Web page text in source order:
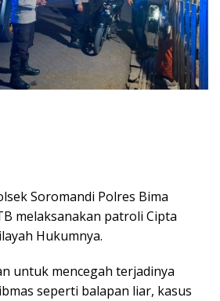
Soromandi Polres Bima
melaksanakan patroli Cipta
Hukumnya.
untuk mencegah terjadinya
seperti balapan liar, kasus